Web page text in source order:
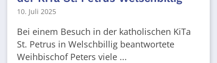
10. Juli 2025
Bei einem Besuch in der katholischen KiTa
St. Petrus in Welschbillig beantwortete
Weihbischof Peters viele ...